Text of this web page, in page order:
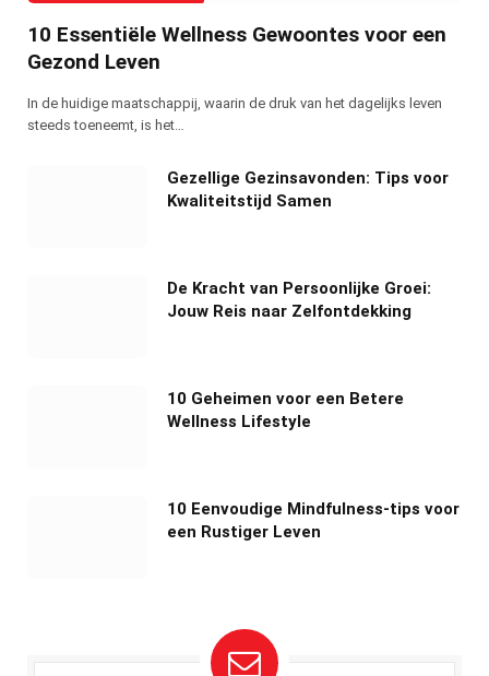
10 Essentiële Wellness Gewoontes voor een
Gezond Leven
In de huidige maatschappij, waarin de druk van het dagelijks leven
steeds toeneemt, is het…
Gezellige Gezinsavonden: Tips voor
Kwaliteitstijd Samen
De Kracht van Persoonlijke Groei:
Jouw Reis naar Zelfontdekking
10 Geheimen voor een Betere
Wellness Lifestyle
10 Eenvoudige Mindfulness-tips voor
een Rustiger Leven